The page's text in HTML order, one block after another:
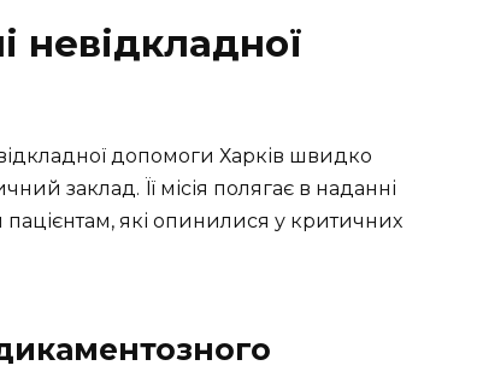
невідкладної
допомоги Харків швидко
заклад. Її місія полягає в наданні
пацієнтам, які опинилися у критичних